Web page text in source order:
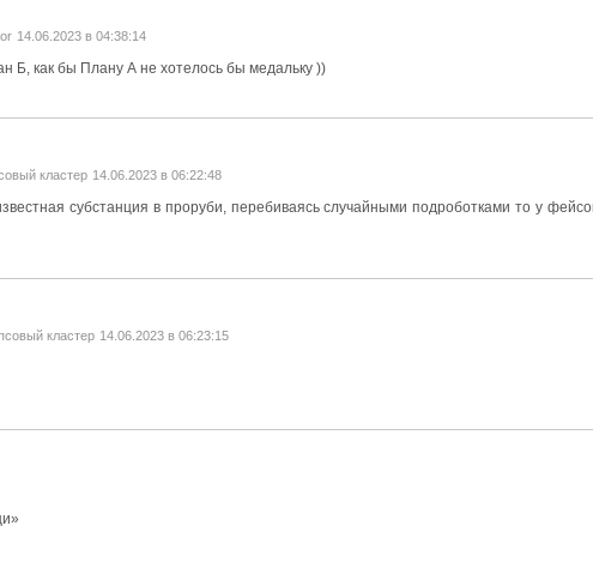
14.06.2023 в 04:38:14
Б, как бы Плану А не хотелось бы медальку ))
кластер 14.06.2023 в 06:22:48
субстанция в проруби, перебиваясь случайными подроботками то у
кластер 14.06.2023 в 06:23:15